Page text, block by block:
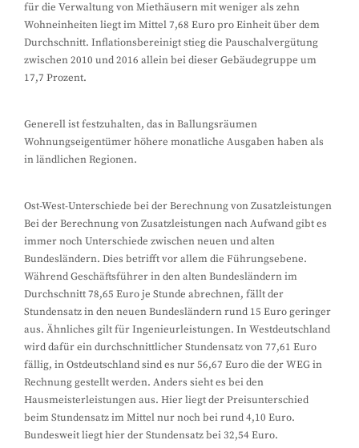
für die Verwaltung von Miethäusern mit weniger als zehn
Wohneinheiten liegt im Mittel 7,68 Euro pro Einheit über dem
Durchschnitt. Inflationsbereinigt stieg die Pauschalvergütung
zwischen 2010 und 2016 allein bei dieser Gebäudegruppe um
17,7 Prozent.
Generell ist festzuhalten, das in Ballungsräumen
Wohnungseigentümer höhere monatliche Ausgaben haben als
in ländlichen Regionen.
Ost-West-Unterschiede bei der Berechnung von Zusatzleistungen
Bei der Berechnung von Zusatzleistungen nach Aufwand gibt es
immer noch Unterschiede zwischen neuen und alten
Bundesländern. Dies betrifft vor allem die Führungsebene.
Während Geschäftsführer in den alten Bundesländern im
Durchschnitt 78,65 Euro je Stunde abrechnen, fällt der
Stundensatz in den neuen Bundesländern rund 15 Euro geringer
aus. Ähnliches gilt für Ingenieurleistungen. In Westdeutschland
wird dafür ein durchschnittlicher Stundensatz von 77,61 Euro
fällig, in Ostdeutschland sind es nur 56,67 Euro die der WEG in
Rechnung gestellt werden. Anders sieht es bei den
Hausmeisterleistungen aus. Hier liegt der Preisunterschied
beim Stundensatz im Mittel nur noch bei rund 4,10 Euro.
Bundesweit liegt hier der Stundensatz bei 32,54 Euro.